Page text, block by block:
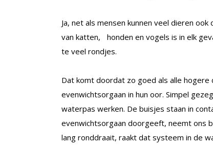
Ja, net als mensen kunnen veel dieren
van katten, honden en vogels is in elk
te veel rondjes.
Dat komt doordat zo goed als alle
evenwichtsorgaan in hun oor. Simpel
waterpas werken. De buisjes staan in
evenwichtsorgaan doorgeeft, neemt ons
lang ronddraait, raakt dat systeem in de